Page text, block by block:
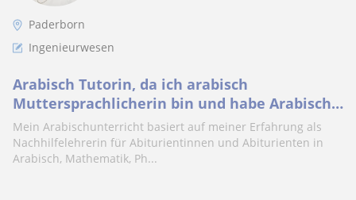
Paderborn
Ingenieurwesen
Arabisch Tutorin, da ich arabisch
Muttersprachlicherin bin und habe Arabisch
als Nachhilfe gegeben
Mein Arabischunterricht basiert auf meiner Erfahrung als
Nachhilfelehrerin für Abiturientinnen und Abiturienten in
Arabisch, Mathematik, Ph...